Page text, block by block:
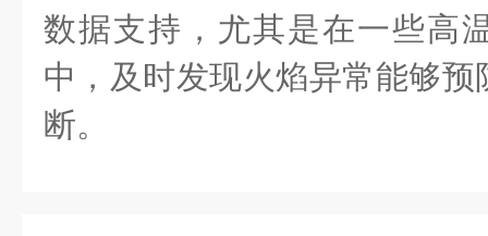
数据支持，尤其是在一些高
中，及时发现火焰异常能够
断。